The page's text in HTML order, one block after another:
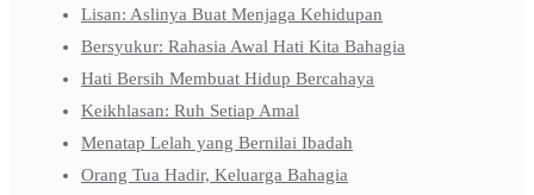
Lisan: Aslinya Buat Menjaga Kehidupan
Bersyukur: Rahasia Awal Hati Kita Bahagia
Hati Bersih Membuat Hidup Bercahaya
Keikhlasan: Ruh Setiap Amal
Menatap Lelah yang Bernilai Ibadah
Orang Tua Hadir, Keluarga Bahagia